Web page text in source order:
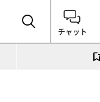
チャット